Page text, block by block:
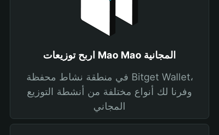
اربح توزيعات Mao Mao المجانية
في منطقة نشاط محفظة Bitget Wallet،
وفرنا لك أنواع مختلفة من أنشطة التوزيع
المجاني